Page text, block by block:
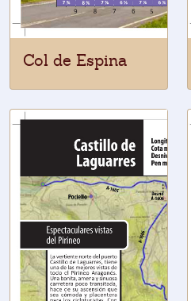
Col de Espina